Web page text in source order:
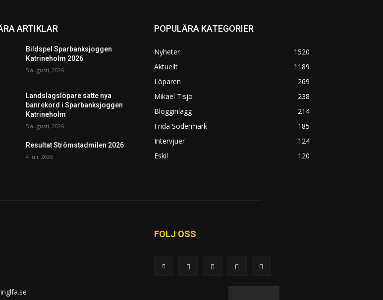
ARTIKLAR
Bildspel Sparbanksjoggen
Katrineholm 2026
5 augusti, 2026
Landslagslöpare satte nya
banrekord i Sparbanksjoggen
Katrineholm
5 augusti, 2026
Resultat Strömstadmilen 2026
4 juli, 2026
POPULÄRA KATEGORIER
Nyheter
1520
Aktuellt
1189
Löparen
269
Mikael Tisjö
238
Blogginlägg
214
Frida Södermark
185
Intervjuer
124
Eskil
120
FÖLJ OSS